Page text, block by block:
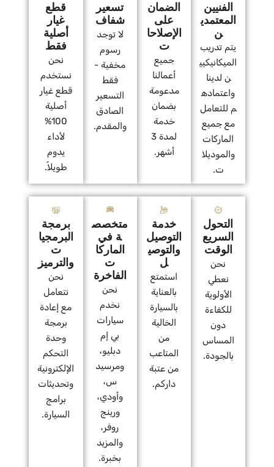
الفنيين
المعتمدي
ن
يتم تدريب
الميكانيكيي
ن لدينا
واعتماده
م للتعامل
مع جميع
الماركات
والموديلا
ت.
الضمان
على
الإصلاحا
ت
جميع
أعمالنا
مدعومة
بضمان
خدمة
لمدة 3
أشهر.
تسعير
شفاف
لا توجد
رسوم
مخفية -
فقط
التسعير
الصادق
والمقدم.
قطع
غيار
أصلية
فقط
نحن
نستخدم
قطع غيار
أصلية
100%
لأداء
يدوم
طويلاً.
التحول
السريع
الوقت
نحن
نعطي
الأولوية
للكفاءة
دون
المساس
بالجودة.
خدمة
التوصيل
والتوصي
ل
استمتع
بالعناية
بالسيارة
الخالية
من
المتاعب
من عتبة
داركم.
متخصص
ة في
الماركا
ت
الفاخرة
نحن
نخدم
سيارات
بي إم
دبليو،
ومرسيد
س،
وأودي،
ورينج
روفر،
والمزيد
بخبرة.
برمجة
البرمجيا
ت
والترميز
نحن
نتعامل
مع إعادة
برمجة
وحدة
التحكم
الإلكترونية
وتحديثات
برامج
السيارة.